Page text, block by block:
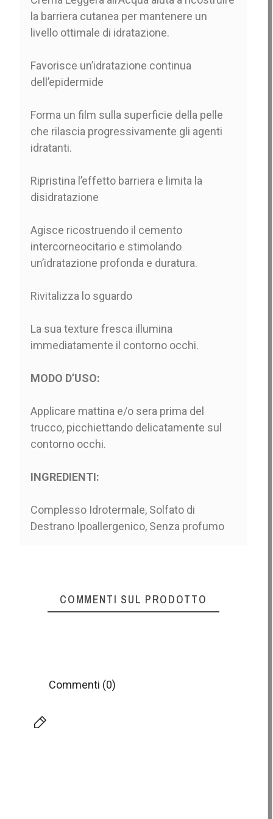
la barriera cutanea per mantenere un
livello ottimale di idratazione.
Favorisce un’idratazione continua
dell’epidermide
Forma un film sulla superficie della pelle
che rilascia progressivamente gli agenti
idratanti.
Ripristina l’effetto barriera e limita la
disidratazione
Agisce ricostruendo il cemento
intercorneocitario e stimolando
un’idratazione profonda e duratura.
Rivitalizza lo sguardo
La sua texture fresca illumina
immediatamente il contorno occhi.
MODO D’USO:
Applicare mattina e/o sera prima del
trucco, picchiettando delicatamente sul
contorno occhi.
INGREDIENTI:
Complesso Idrotermale, Solfato di
Destrano Ipoallergenico, Senza profumo
COMMENTI SUL PRODOTTO
Commenti (0)